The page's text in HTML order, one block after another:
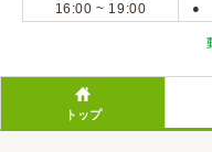
16:00 ~ 19:00 ●
トップ